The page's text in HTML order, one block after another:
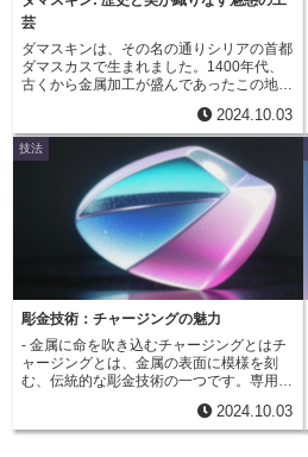
ます。自転車や自動車の部品など、過酷な
環境にさらされる金属製品においては、そ
の効果は絶大です。電気めっきによって表
面を覆うことで、金属は錆から守られ、そ
の寿命を長く保つことができるのです。こ
を兼ね備えた、まさに魔法のような技術と
言えるでしょう。私たちの身の回りにある
様々な製品に、この技術が生かされている
ことを考えると、その影響力の大きさに改
めて気づかされます。
芸
ダマスキンは、その名の通りシリアの首都
ダマスカスで生まれました。1400年代、
古くから金属加工が盛んであったこの地
しい文様を描く、他に類を見ない装飾技法
が誕生したのです。これがダマスキンのは
じまりです。ダマスキンは、その精緻な美
しさで瞬く間に世界中の人々を魅了しまし
た。特に、イスラム文化圏で発展したこの
技法は、イスラム美術の影響を色濃く受け
継いでいます。幾何学模様や、花鳥風月を
モチーフにした自然の描写など、イスラム
美術の特徴である緻密で華麗な文様は、ダ
マスキン特有の美しさとして、今日まで愛
され続けています。ダマスキンは、刀剣や
甲冑などの武具、装身具、食器など、様々
スで作られた刀剣は、その切れ味の鋭さと
美しさで世界的に有名になり、王侯貴族た
ちに珍重されました。今日でもダマスキン
は、伝統的な技法を受け継ぐ職人たちによ
って作り続けられています。長い歴史の中
2024.10.03
技法
彫金技術：チャージングの魅力
- 金属に命を吹き込むチャージングとはチ
ャージングとは、金属の表面に模様を刻
む、伝統的な彫金技術の一つです。専用の
に打ち込みによって凹凸を施し、様々な模
様を生み出します。チャージングで用いら
2024.10.03